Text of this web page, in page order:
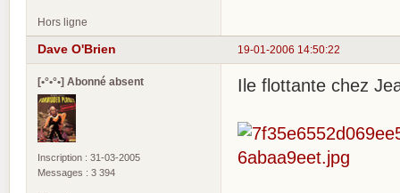
Hors ligne
19-01-2006 14:50:22
Dave O'Brien
[•°•°•] Abonné absent
Inscription : 31-03-2005
Messages : 3 394
Ile flottante chez